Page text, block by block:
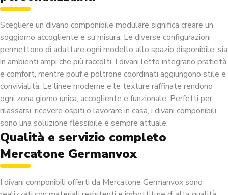
Scegliere un divano componibile modulare significa creare un
soggiorno accogliente e su misura. Le diverse configurazioni
permettono di adattare ogni modello allo spazio disponibile, sia
in ambienti ampi che più raccolti. I divani letto integrano praticità
e comfort, mentre pouf e poltrone coordinati aggiungono stile e
convivialità. Le linee moderne e le texture raffinate rendono
ogni zona giorno unica, accogliente e funzionale. Perfetti per
rilassarsi, ricevere ospiti o lavorare in casa, i divani componibili
sono una soluzione flessibile e sempre attuale.
Qualità e servizio completo
Mercatone Germanvox
I divani componibili offerti da Mercatone Germanvox sono